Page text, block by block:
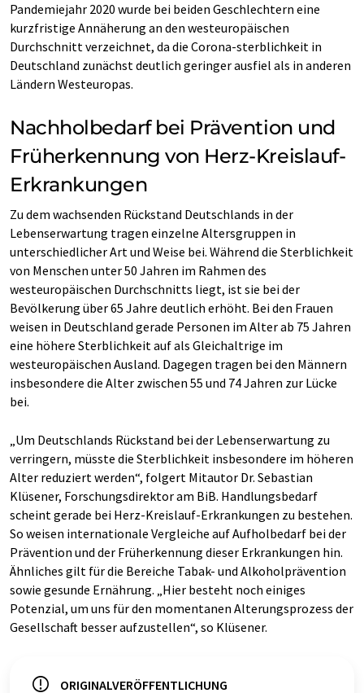
Pandemiejahr 2020 wurde bei beiden Geschlechtern eine
kurzfristige Annäherung an den westeuropäischen
Durchschnitt verzeichnet, da die Corona-sterblichkeit in
Deutschland zunächst deutlich geringer ausfiel als in anderen
Ländern Westeuropas.
Nachholbedarf bei Prävention und
Früherkennung von Herz-Kreislauf-
Erkrankungen
Zu dem wachsenden Rückstand Deutschlands in der
Lebenserwartung tragen einzelne Altersgruppen in
unterschiedlicher Art und Weise bei. Während die Sterblichkeit
von Menschen unter 50 Jahren im Rahmen des
westeuropäischen Durchschnitts liegt, ist sie bei der
Bevölkerung über 65 Jahre deutlich erhöht. Bei den Frauen
weisen in Deutschland gerade Personen im Alter ab 75 Jahren
eine höhere Sterblichkeit auf als Gleichaltrige im
westeuropäischen Ausland. Dagegen tragen bei den Männern
insbesondere die Alter zwischen 55 und 74 Jahren zur Lücke
bei.
„Um Deutschlands Rückstand bei der Lebenserwartung zu
verringern, müsste die Sterblichkeit insbesondere im höheren
Alter reduziert werden“, folgert Mitautor Dr. Sebastian
Klüsener, Forschungsdirektor am BiB. Handlungsbedarf
scheint gerade bei Herz-Kreislauf-Erkrankungen zu bestehen.
So weisen internationale Vergleiche auf Aufholbedarf bei der
Prävention und der Früherkennung dieser Erkrankungen hin.
Ähnliches gilt für die Bereiche Tabak- und Alkoholprävention
sowie gesunde Ernährung. „Hier besteht noch einiges
Potenzial, um uns für den momentanen Alterungsprozess der
Gesellschaft besser aufzustellen“, so Klüsener.
ORIGINALVERÖFFENTLICHUNG